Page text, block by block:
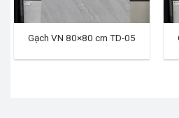
Gạch VN 80×80 cm TD-05